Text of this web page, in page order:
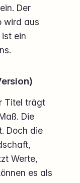
Der
wird aus
ein
Titel trägt
Die
Doch die
Werte,
es als